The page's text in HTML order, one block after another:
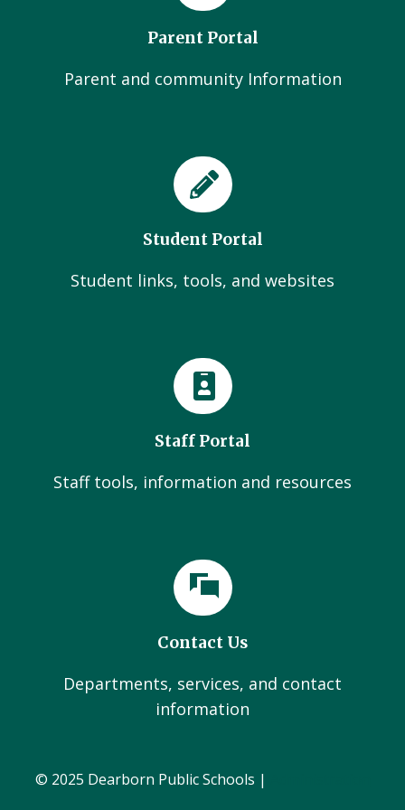
Parent Portal
Parent and community Information
Student Portal
Student links, tools, and websites
Staff Portal
Staff tools, information and resources
Contact Us
Departments, services, and contact
information
© 2025 Dearborn Public Schools |